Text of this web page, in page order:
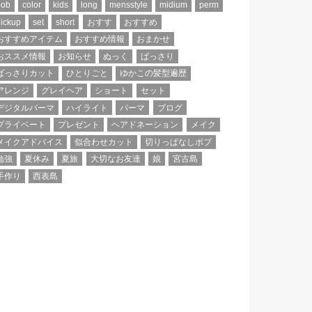
color kids long mensstyle midium
perm
set short おすす
おすすめ
すすめアイテム
おすすめ情報
おまかせ
ススメ情報
お知らせ ぬっく
ばっさり
っさりカット
ひとりごと
ゆかこの髪型遍歴
レンジ
グレイヘア ショート
セット
ジタルパーマ
ハイライト パーマ
ブログ
ライベート
プレゼント ヘアドネーション
メイク
イクアドバイス
似合わせカット
切りっぱなしボブ
強
夏休み 夏旅 大切なお友達 娘
宮古島
作り
西表島